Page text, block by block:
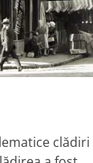
clădiri